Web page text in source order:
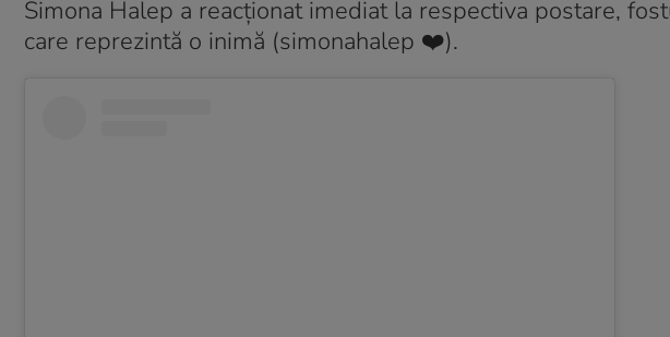
Simona Halep a reacționat imediat la respectiva postare,
care reprezintă o inimă (simonahalep ❤️).